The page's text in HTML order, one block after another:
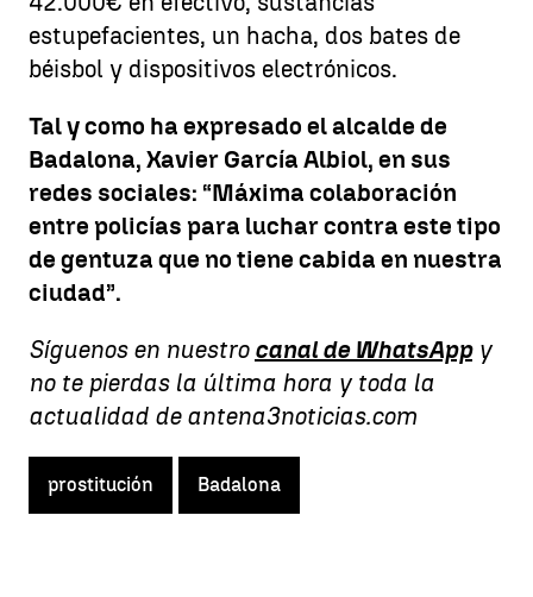
estupefacientes, un hacha, dos bates de
béisbol y dispositivos electrónicos.
Tal y como ha expresado el alcalde de
Badalona, Xavier García Albiol, en sus
redes sociales: “Máxima colaboración
entre policías para luchar contra este tipo
de gentuza que no tiene cabida en nuestra
ciudad”.
Síguenos en nuestro canal de WhatsAppy
no te pierdas la última hora y toda la
actualidad de antena3noticias.com
prostitución Badalona